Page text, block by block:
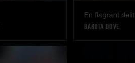
En flagrant delit
DAKOTA DOVE